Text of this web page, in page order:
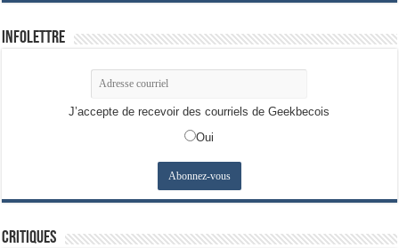
Infolettre
J’accepte de recevoir des courriels de Geekbecois
Oui
Critiques